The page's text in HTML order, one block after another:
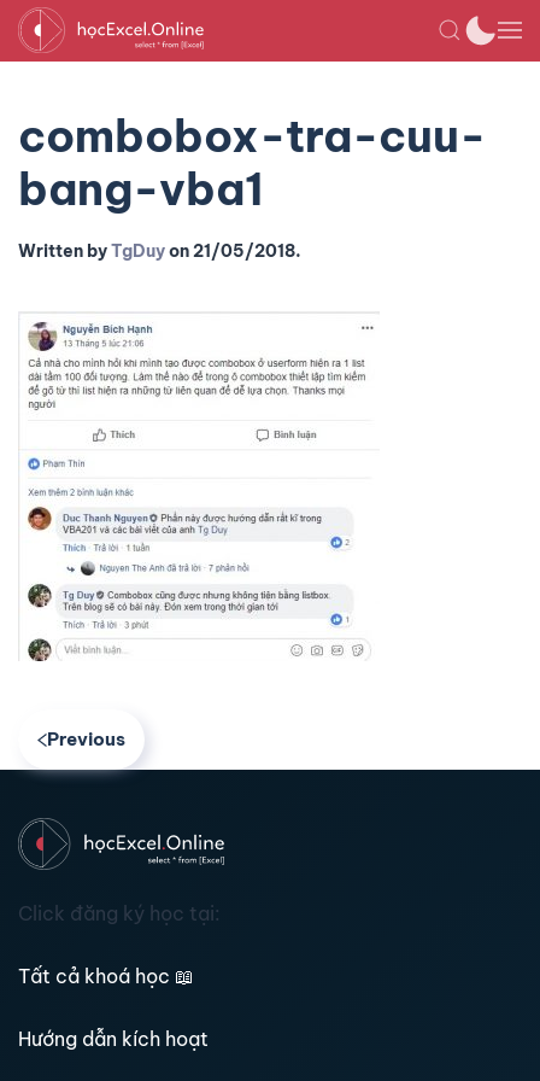
combobox-tra-cuu-
bang-vba1
Written byTgDuyon21/05/2018.
Previous
Click đăng ký học tại:
Tất cả khoá học 📖
Hướng dẫn kích hoạt